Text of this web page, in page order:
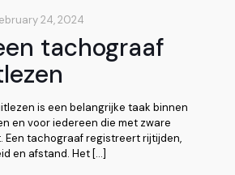
24, 2024
tachograaf
is een belangrijke taak binnen
en voor iedereen die met zware
Een tachograaf registreert rijtijden,
en afstand. Het […]